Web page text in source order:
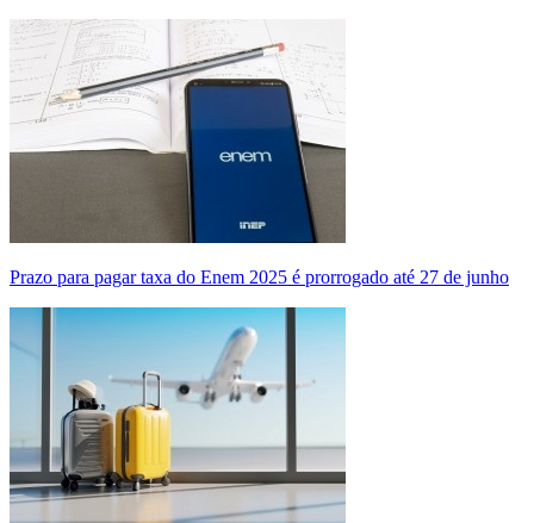
Prazo para pagar taxa do Enem 2025 é prorrogado até 27 de junho